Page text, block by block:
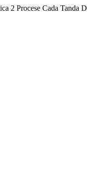
2 Procese Cada Tanda